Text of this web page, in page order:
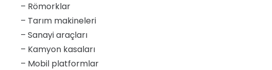
– Römorklar
– Tarım makineleri
– Sanayi araçları
– Kamyon kasaları
– Mobil platformlar